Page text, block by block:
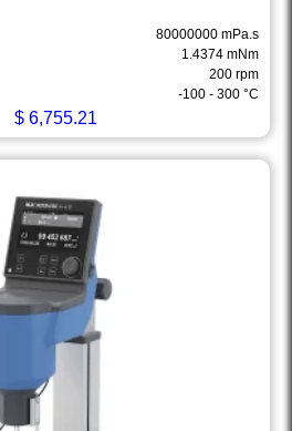
80000000 mPa.s
1.4374 mNm
200 rpm
-100 - 300 °C
$6,755.21